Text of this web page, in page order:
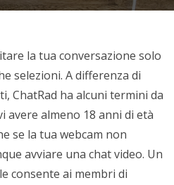
la tua conversazione solo
selezioni. A differenza di
ChatRad ha alcuni termini da
avere almeno 18 anni di età
se la tua webcam non
avviare una chat video. Un
consente ai membri di